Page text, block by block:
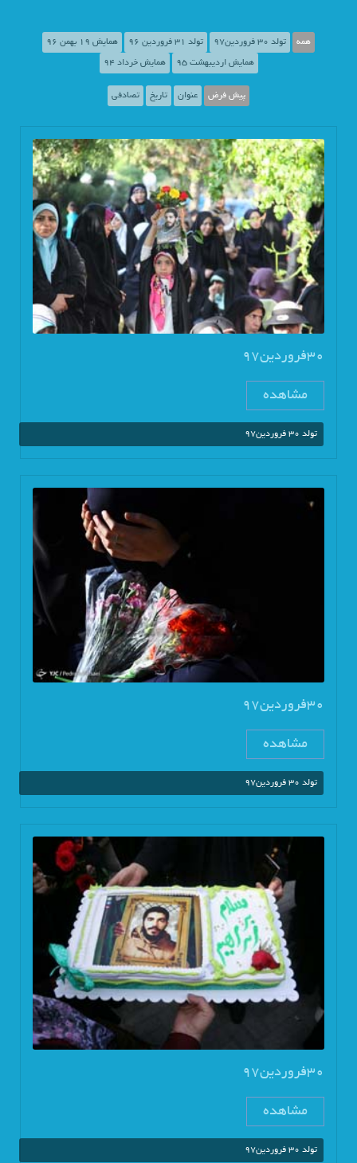
همه تولد 30 فروردین97 تولد 31 فروردین 96 همایش 19 بهمن 96
همایش اردیبهشت 95 همایش خرداد 94
پیش فرض عنوان تاریخ تصادفی
30فروردین97
مشاهده
تولد 30 فروردین97
30فروردین97
مشاهده
تولد 30 فروردین97
30فروردین97
مشاهده
تولد 30 فروردین97